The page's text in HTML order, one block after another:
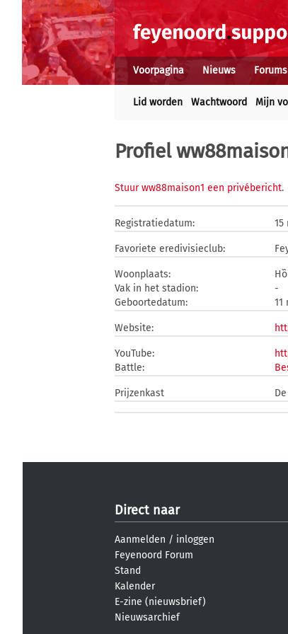
Voorpagina Nieuws Forums
Lid worden Wachtwoord Mijn
Profiel
Stuur ww88maison1 een privébericht.
Registratiedatum: 15
Favoriete eredivisieclub:
Woonplaats:
Vak in het stadion:
-
Geboortedatum:
11
Website:
YouTube:
Battle:
Prijzenkast
Direct naar
Aanmelden / inloggen
Feyenoord Forum
Stand
Kalender
E-zine (nieuwsbrief)
Nieuwsarchief